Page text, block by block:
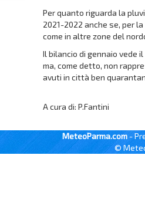
Per quanto riguarda la
2021-2022 anche se, per
come in altre zone del
Il bilancio di gennaio vede
ma, come detto, non
avuti in città ben
A cura di: P.Fantini
MeteoParma.com -
©